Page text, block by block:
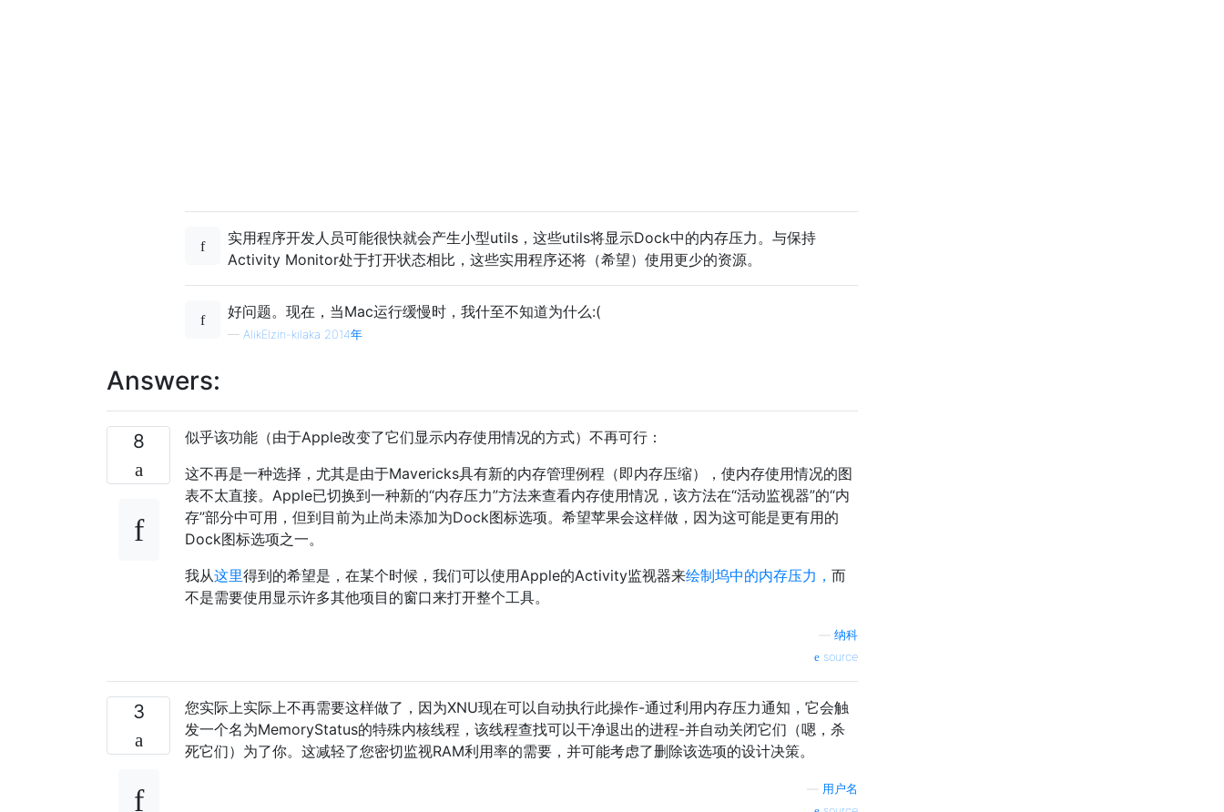
实用程序开发人员可能很快就会产生小型utils，这些utils将显示Dock中的内存压力。与保持
Activity Monitor处于打开状态相比，这些实用程序还将（希望）使用更少的资源。
好问题。现在，当Mac运行缓慢时，我什至不知道为什么:(
— AlikElzin-kilaka 2014年
Answers:
8
似乎该功能（由于Apple改变了它们显示内存使用情况的方式）不再可行：
这不再是一种选择，尤其是由于Mavericks具有新的内存管理例程（即内存压缩），使内存使用情况的图
表不太直接。Apple已切换到一种新的“内存压力”方法来查看内存使用情况，该方法在“活动监视器”的“内
存”部分中可用，但到目前为止尚未添加为Dock图标选项。希望苹果会这样做，因为这可能是更有用的
Dock图标选项之一。
我从这里得到的希望是，在某个时候，我们可以使用Apple的Activity监视器来绘制坞中的内存压力， 而
不是需要使用显示许多其他项目的窗口来打开整个工具。
纳科
source
3
您实际上实际上不再需要这样做了，因为XNU现在可以自动执行此操作-通过利用内存压力通知，它会触
发一个名为MemoryStatus的特殊内核线程，该线程查找可以干净退出的进程-并自动关闭它们（嗯，杀
死它们）为了你。这减轻了您密切监视RAM利用率的需要，并可能考虑了删除该选项的设计决策。
用户名